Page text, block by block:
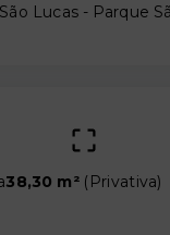
Lucas - Parque
38,30 m² ( Privativa)